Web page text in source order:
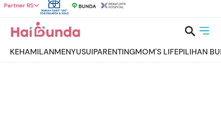
Partner RS
KEHAMILANMENYUSUIPARENTINGMOM'S LIFEPILIHAN